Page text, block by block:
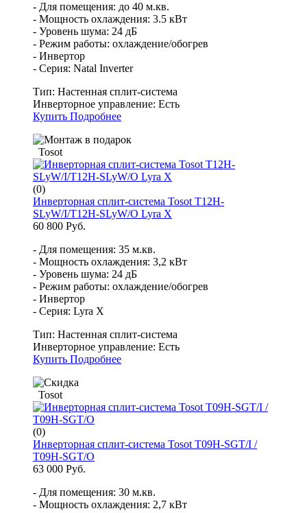
- Для помещения: до 40 м.кв.
- Мощность охлаждения: 3.5 кВт
- Уровень шума: 24 дБ
- Режим работы: охлаждение/обогрев
- Инвертор
- Серия: Natal Inverter
Тип: Настенная сплит-система
Инверторное управление: Есть
Купить Подробнее
Tosot
(0)
Инверторная сплит-система Tosot T12H-
SLyW/I/T12H-SLyW/O Lyra X
60 800 Руб.
- Для помещения: 35 м.кв.
- Мощность охлаждения: 3,2 кВт
- Уровень шума: 24 дБ
- Режим работы: охлаждение/обогрев
- Инвертор
- Серия: Lyra X
Тип: Настенная сплит-система
Инверторное управление: Есть
Купить Подробнее
Tosot
(0)
Инверторная сплит-система Tosot T09H-SGT/I /
T09H-SGT/O
63 000 Руб.
- Для помещения: 30 м.кв.
- Мощность охлаждения: 2,7 кВт